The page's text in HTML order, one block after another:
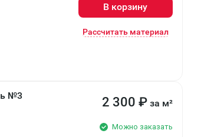
В корзину
Рассчитать материал
№3 2 300 ₽ за м²
Можно заказать